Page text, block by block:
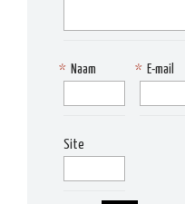
Naam
* E-mail
*
Site